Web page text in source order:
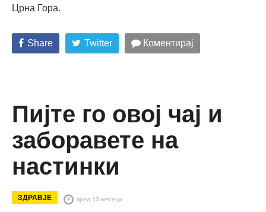
Црна Гора.
Share Twitter Коментирај
Пијте го овој чај и
заборавете на
настинки
ЗДРАВЈЕ пред 10 месеци